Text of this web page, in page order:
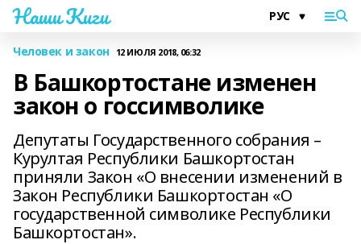
Наши Киги
Человек и закон 12 ИЮЛЯ 2018, 06:32
В Башкортостане изменен
закон о госсимволике
Депутаты Государственного собрания –
Курултая Республики Башкортостан
приняли Закон «О внесении изменений в
Закон Республики Башкортостан «О
государственной символике Республики
Башкортостан».